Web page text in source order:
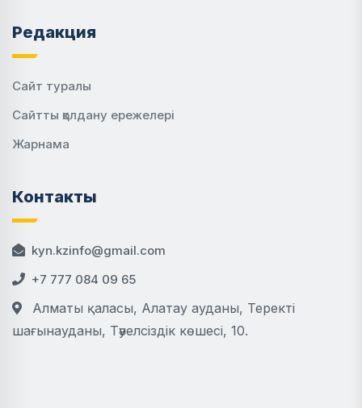
Редакция
Сайт туралы
Сайтты қолдану ережелері
Жарнама
Контакты
kyn.kzinfo@gmail.com
+7 777 084 09 65
Алматы қаласы, Алатау ауданы, Теректі
шағынауданы, Тәуелсіздік көшесі, 10.